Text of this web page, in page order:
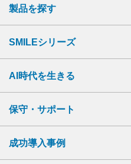
製品を探す
SMILEシリーズ
AI時代を生きる
保守・サポート
成功導入事例